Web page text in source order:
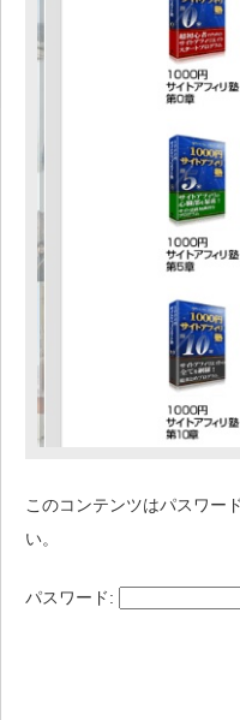
このコンテンツはパスワー
い。
パスワード: